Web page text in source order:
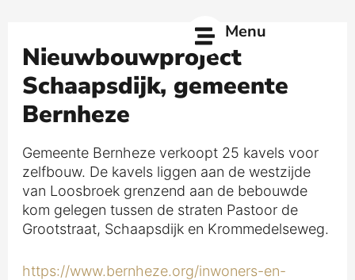
inhoud
Menu
Nieuwbouwproject
Schaapsdijk, gemeente
Bernheze
Gemeente Bernheze verkoopt 25 kavels voor
zelfbouw. De kavels liggen aan de westzijde
van Loosbroek grenzend aan de bebouwde
kom gelegen tussen de straten Pastoor de
Grootstraat, Schaapsdijk en Krommedelseweg.
https://www.bernheze.org/inwoners-en-